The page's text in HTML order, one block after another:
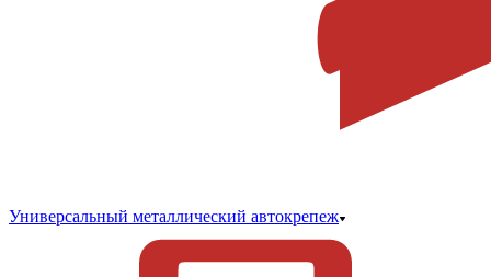
Универсальный металлический автокрепеж